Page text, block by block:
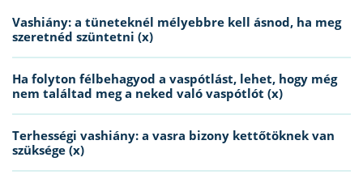
Vashiány: a tüneteknél mélyebbre kell ásnod, ha meg
szeretnéd szüntetni (x)
Ha folyton félbehagyod a vaspótlást, lehet, hogy még
nem találtad meg a neked való vaspótlót (x)
Terhességi vashiány: a vasra bizony kettőtöknek van
szüksége (x)